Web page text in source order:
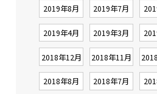
2019年8月 2019年7月
2019年4月 2019年3月
2018年12月 2018年11月
2018年8月 2018年7月